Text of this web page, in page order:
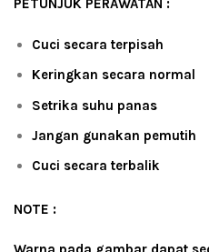
PETUNJUK PERAWATAN :
Cuci secara terpisah
Keringkan secara normal
Setrika suhu panas
Jangan gunakan pemutih
Cuci secara terbalik
NOTE :